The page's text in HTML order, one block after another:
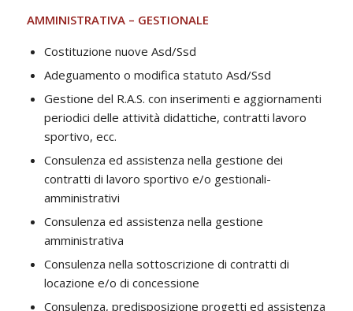
AMMINISTRATIVA – GESTIONALE
Costituzione nuove Asd/Ssd
Adeguamento o modifica statuto Asd/Ssd
Gestione del R.A.S. con inserimenti e aggiornamenti
periodici delle attività didattiche, contratti lavoro
sportivo, ecc.
Consulenza ed assistenza nella gestione dei
contratti di lavoro sportivo e/o gestionali-
amministrativi
Consulenza ed assistenza nella gestione
amministrativa
Consulenza nella sottoscrizione di contratti di
locazione e/o di concessione
Consulenza, predisposizione progetti ed assistenza